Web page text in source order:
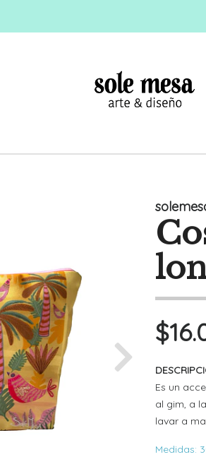
Next
Es un
al gim, a
lavar a
Medidas: